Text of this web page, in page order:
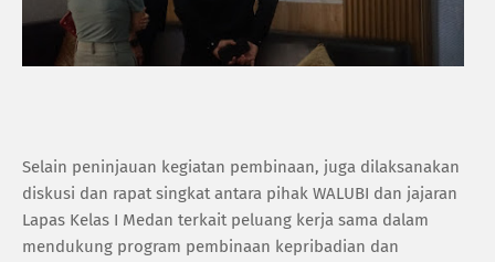
Selain peninjauan kegiatan pembinaan, juga dilaksanakan
diskusi dan rapat singkat antara pihak WALUBI dan jajaran
Lapas Kelas I Medan terkait peluang kerja sama dalam
mendukung program pembinaan kepribadian dan